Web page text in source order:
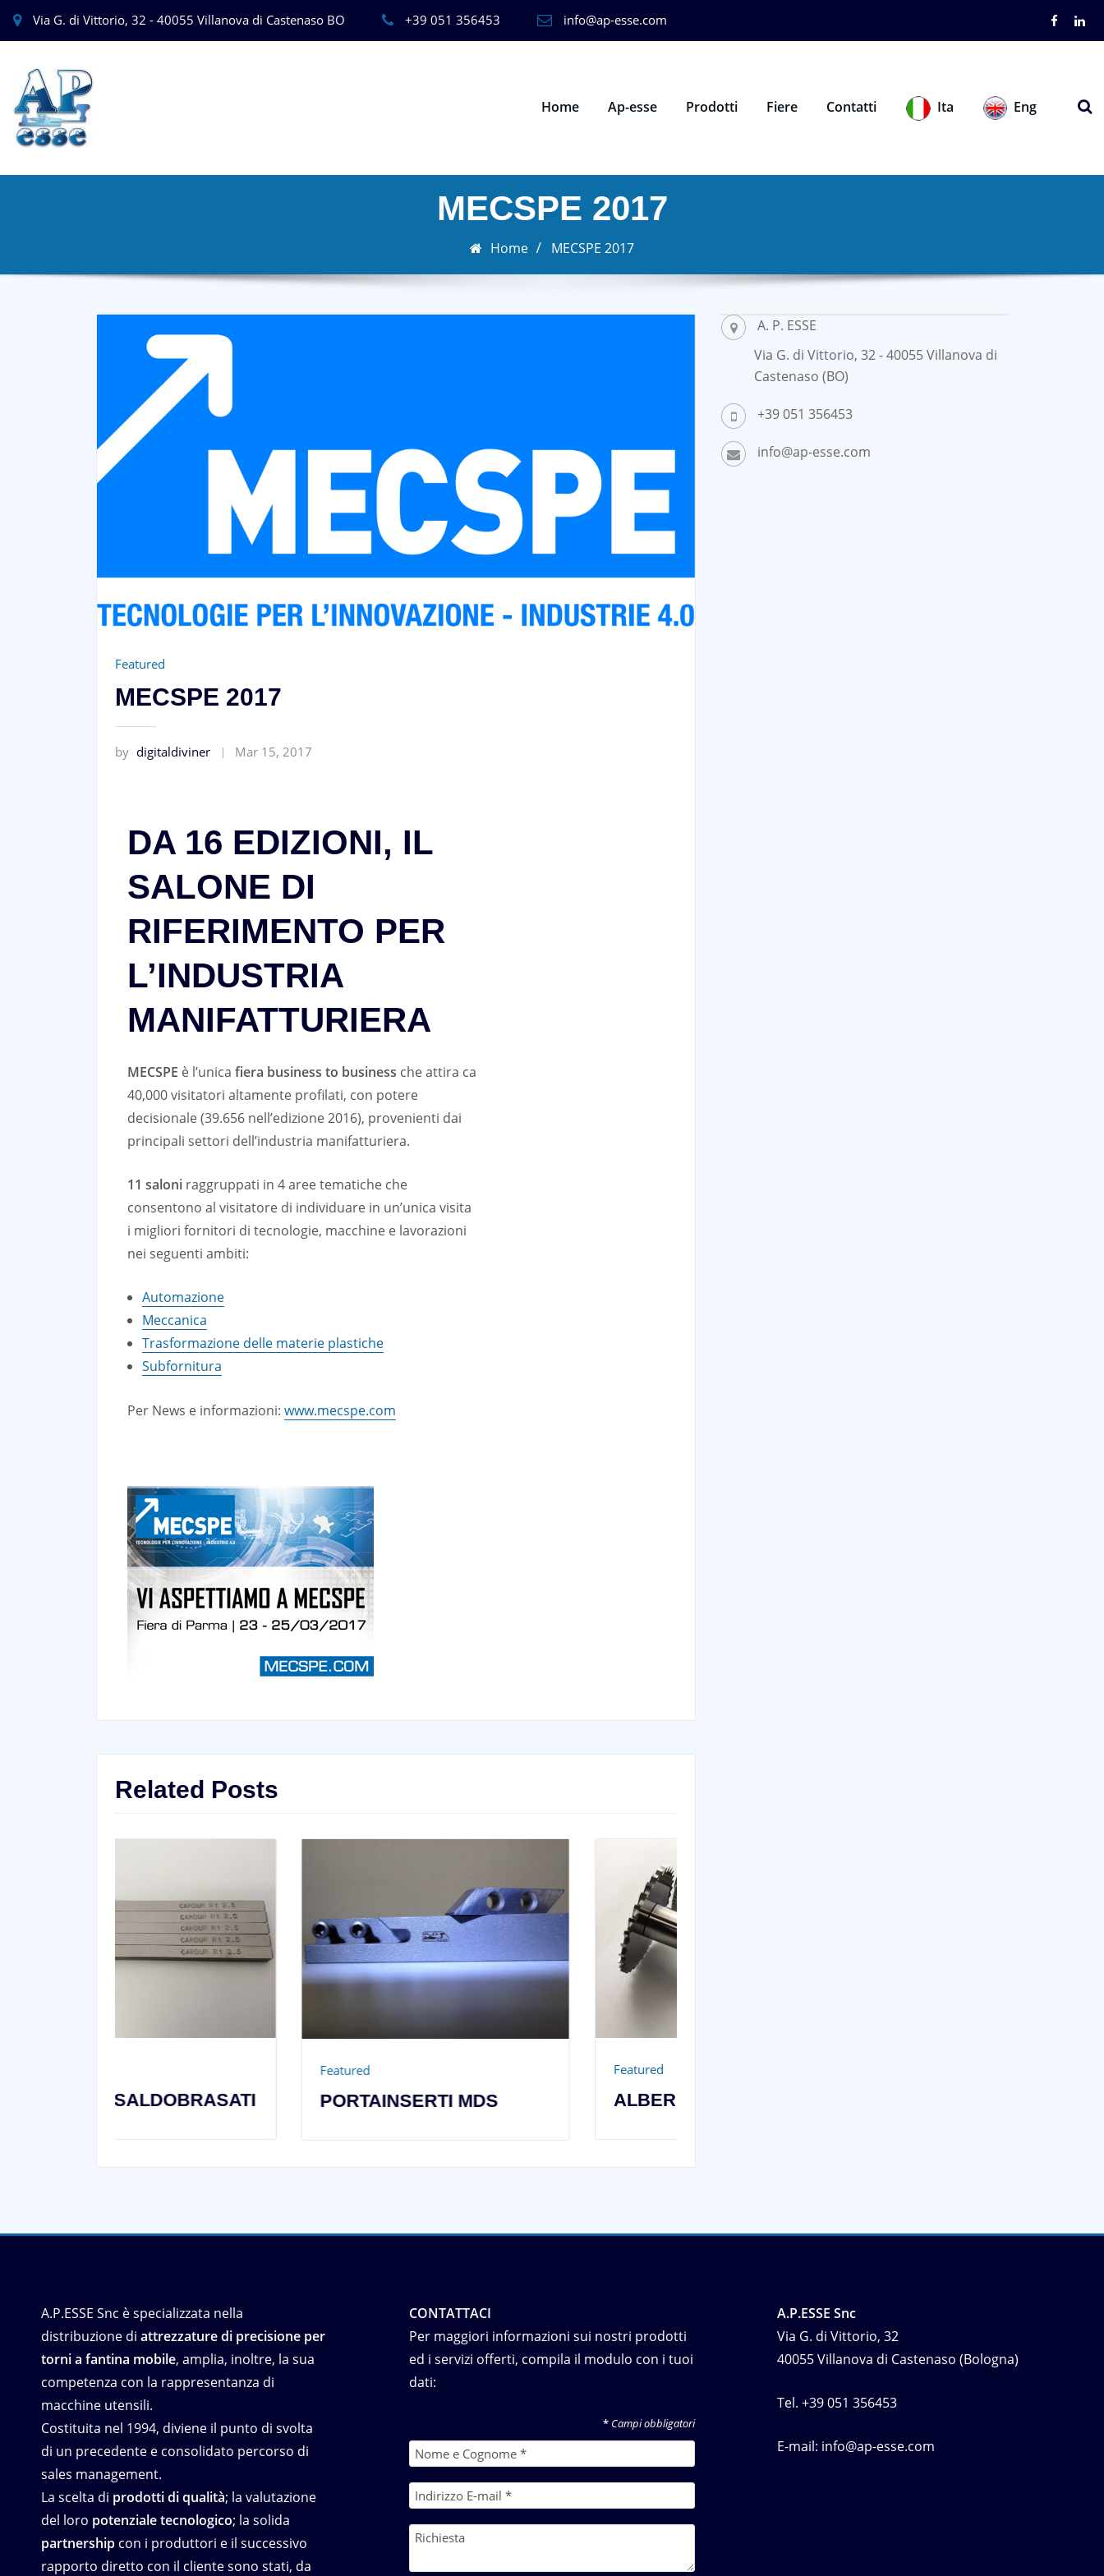
Via G. di Vittorio, 32 - 40055 Villanova di Castenaso BO +39 051 356453 info@ap-esse.com
Home Ap-esse Prodotti Fiere Contatti Ita Eng
MECSPE 2017
Home MECSPE 2017
Featured
MECSPE 2017
by digitaldiviner Mar 15, 2017
DA 16 EDIZIONI, IL
SALONE DI
RIFERIMENTO PER
L’INDUSTRIA
MANIFATTURIERA
MECSPE è l’unica fiera business to business che attira ca
40,000 visitatori altamente profilati, con potere
decisionale (39.656 nell’edizione 2016), provenienti dai
principali settori dell’industria manifatturiera.
11 saloni raggruppati in 4 aree tematiche che
consentono al visitatore di individuare in un’unica visita
i migliori fornitori di tecnologie, macchine e lavorazioni
nei seguenti ambiti:
Automazione
Meccanica
Trasformazione delle materie plastiche
Subfornitura
Per News e informazioni: www.mecspe.com
Related Posts
PORTAINSERTI MDS ALBERI PORTAFRESE
A. P. ESSE
Via G. di Vittorio, 32 - 40055 Villanova di
Castenaso (BO)
+39 051 356453
info@ap-esse.com
A.P.ESSE Snc è specializzata nella
distribuzione di attrezzature di precisione per
torni a fantina mobile, amplia, inoltre, la sua
competenza con la rappresentanza di
macchine utensili.
Costituita nel 1994, diviene il punto di svolta
di un precedente e consolidato percorso di
sales management.
La scelta di prodotti di qualità; la valutazione
del loro potenziale tecnologico; la solida
partnership con i produttori e il successivo
rapporto diretto con il cliente sono stati, da
CONTATTACI
Per maggiori informazioni sui nostri prodotti
ed i servizi offerti, compila il modulo con i tuoi
dati:
* Campi obbligatori
A.P.ESSE Snc
Via G. di Vittorio, 32
40055 Villanova di Castenaso (Bologna)
Tel. +39 051 356453
E-mail: info@ap-esse.com